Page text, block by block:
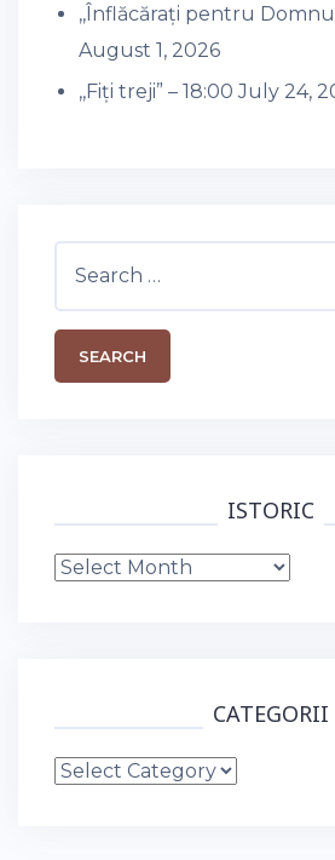
,,Înflăcărați pentru
August 1, 2026
,,Fiți treji” – 18:00 July 24,
ISTORIC
Istoric
CATEGORII
Categorii